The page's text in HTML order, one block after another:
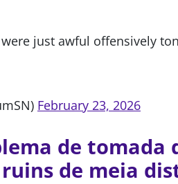
just awful offensively
February 23, 2026
de tomada
de meia